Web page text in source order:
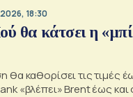
18:30
θα κάτσει η
θα καθορίσει τις τιμές
«βλέπει» Brent έως και